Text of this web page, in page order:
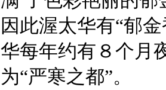
因此渥太华有“郁
华每年约有８个月
为“严寒之都”。